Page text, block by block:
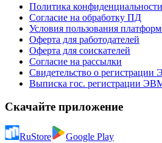
Политика конфиденциальности
Согласие на обработку ПД
Условия пользования
Оферта для работодателей
Оферта для соискателей
Согласие на рассылки
Свидетельство о
Выписка гос. регистрации
Скачайте приложение
RuStore Google Play